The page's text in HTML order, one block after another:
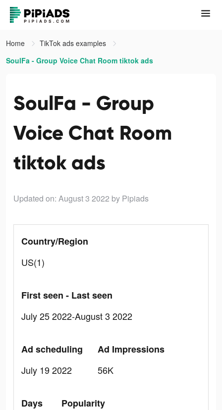
Home
TikTok ads examples
SoulFa - Group Voice Chat Room tiktok ads
SoulFa - Group
Voice Chat Room
tiktok ads
Updated on: August 3 2022 by Pipiads
Country/Region
US(1)
First seen - Last seen
July 25 2022-August 3 2022
Ad scheduling
July 19 2022
Ad Impressions
56K
Days
Popularity